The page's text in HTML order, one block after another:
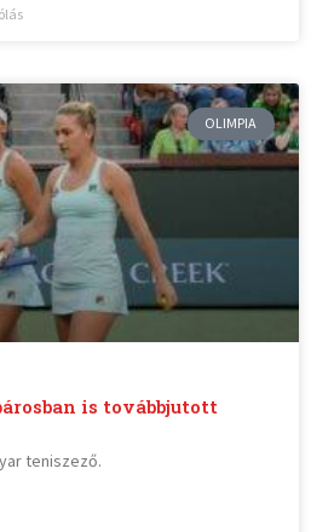
OLIMPIA
is továbbjutott
teniszező.